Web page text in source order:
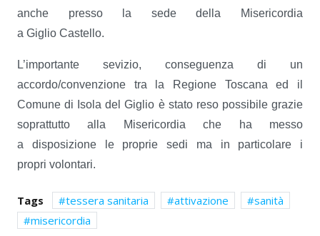
anche presso la sede della Misericordia
a Giglio Castello.
L’importante sevizio, conseguenza di un
accordo/convenzione tra la Regione Toscana ed il
Comune di Isola del Giglio è stato reso possibile grazie
soprattutto alla Misericordia che ha messo
a disposizione le proprie sedi ma in particolare i
propri volontari.
Tags tessera sanitaria attivazione
sanità
misericordia